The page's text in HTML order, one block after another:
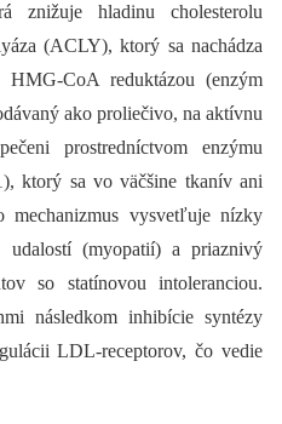
hladinu cholesterolu
(ACLY), ktorý sa nachádza
CoA reduktázou (enzým
ako proliečivo, na aktívnu
prostredníctvom enzýmu
ktorý sa vo väčšine tkanív ani
mechanizmus vysvetľuje nízky
udalostí (myopatií) a priaznivý
so statínovou intoleranciou.
následkom inhibície syntézy
LDL-receptorov, čo vedie